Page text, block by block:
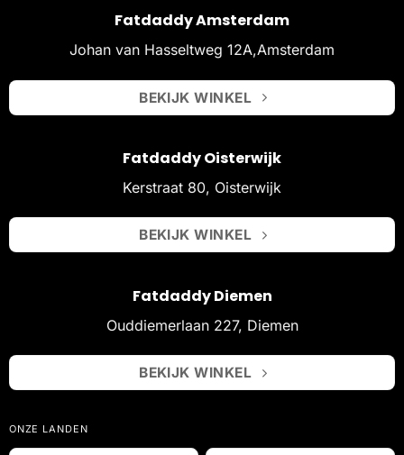
Fatdaddy Amsterdam
Johan van Hasseltweg 12A,Amsterdam
BEKIJK WINKEL
Fatdaddy Oisterwijk
Kerstraat 80, Oisterwijk
BEKIJK WINKEL
Fatdaddy Diemen
Ouddiemerlaan 227, Diemen
BEKIJK WINKEL
ONZE LANDEN